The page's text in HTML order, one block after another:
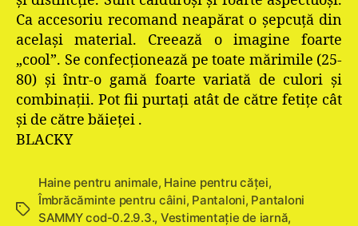
Ca accesoriu recomand neapărat o şepcuţă din
acelaşi material. Creează o imagine foarte
„cool”. Se confecţionează pe toate mărimile (25-
80) şi într-o gamă foarte variată de culori şi
combinaţii. Pot fii purtaţi atât de către fetiţe cât
şi de către băieţei .
BLACKY
Etichete
Haine pentru animale, Haine pentru căţei,
Îmbrăcăminte pentru câini, Pantaloni, Pantaloni
SAMMY cod-0.2.9.3., Vestimentaţie de iarnă,